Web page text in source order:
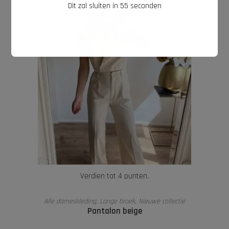
Verdien tot 4 punten.
OPTIES SELECTEREN
Alle dameskleding, Lange broek, Nieuwe collectie
Pantalon beige
Dit zal sluiten in 54 seconden